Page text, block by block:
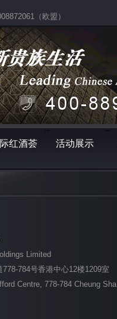
（欧盟）
红酒荟 活动展示
Limited
784号香港中心12楼1209室
Centre, 778-784 Cheung